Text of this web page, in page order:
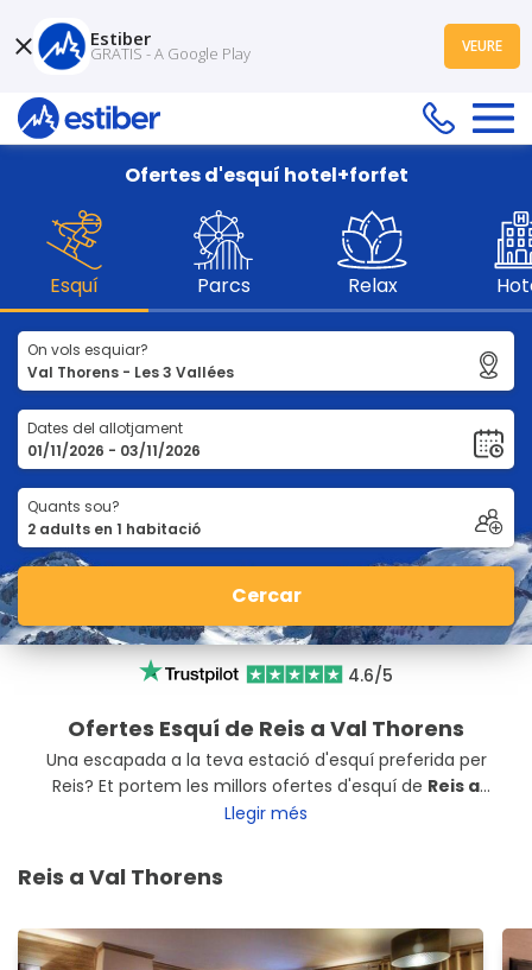
Ofertes d'esquí hotel+forfet
Esquí Parcs Relax
On vols esquiar?
Dates del allotjament
Quants sou?
Cercar
4.6/5
Ofertes Esquí de Reis a Val Thorens
Una escapada a la teva estació d'esquí preferida per
Reis? Et portem les millors ofertes d'esquí de Reis a
perquè aprofitis les teves vacances de
esquiar amb
Llegir més
Reis a Val Thorens
Estiber
GRATIS - A Google Play VEURE